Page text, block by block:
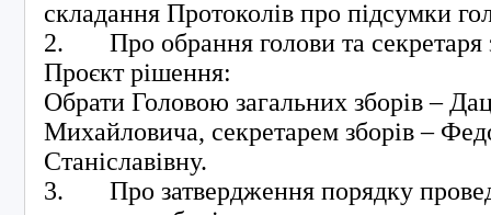
складання Протоколів про підсумки
2. Про обрання голови та секретаря
Проєкт рішення:
Обрати Головою загальних зборів –
Михайловича, секретарем зборів –
Станіславівну.
3. Про затвердження порядку